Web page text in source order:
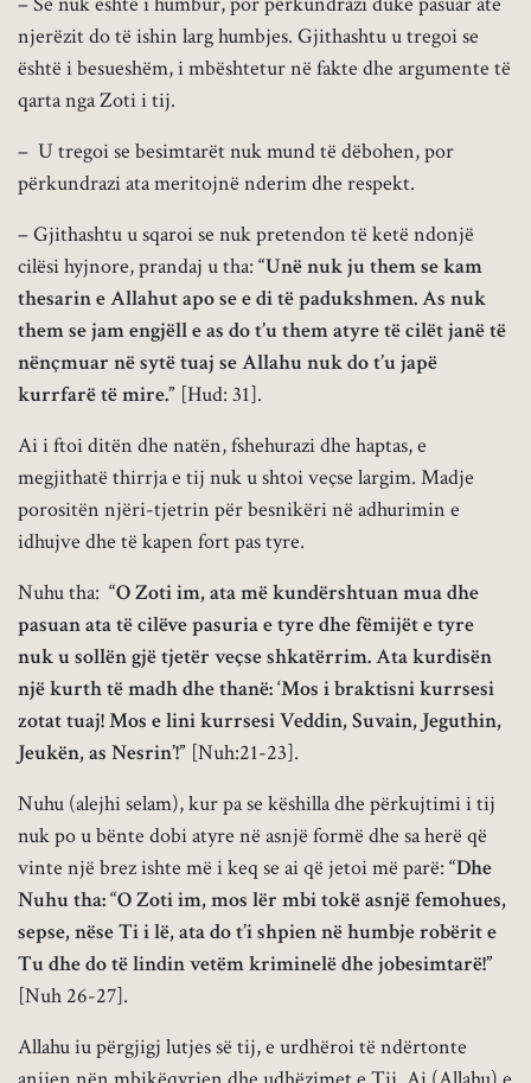
njerëzit do të ishin larg humbjes. Gjithashtu u tregoi se
është i besueshëm, i mbështetur në fakte dhe argumente të
qarta nga Zoti i tij.
– U tregoi se besimtarët nuk mund të dëbohen, por
përkundrazi ata meritojnë nderim dhe respekt.
– Gjithashtu u sqaroi se nuk pretendon të ketë ndonjë
cilësi hyjnore, prandaj u tha: “Unë nuk ju them se kam
thesarin e Allahut apo se e di të padukshmen. As nuk
them se jam engjëll e as do t’u them atyre të cilët janë të
nënçmuar në sytë tuaj se Allahu nuk do t’u japë
kurrfarë të mire.” [Hud: 31].
Ai i ftoi ditën dhe natën, fshehurazi dhe haptas, e
megjithatë thirrja e tij nuk u shtoi veçse largim. Madje
porositën njëri-tjetrin për besnikëri në adhurimin e
idhujve dhe të kapen fort pas tyre.
Nuhu tha: “O Zoti im, ata më kundërshtuan mua dhe
pasuan ata të cilëve pasuria e tyre dhe fëmijët e tyre
nuk u sollën gjë tjetër veçse shkatërrim. Ata kurdisën
një kurth të madhdhe thanë: ‘Mos i braktisni kurrsesi
zotat tuaj! Mos e lini kurrsesi Veddin, Suvain, Jeguthin,
Jeukën, as Nesrin’!” [Nuh:21-23].
Nuhu (alejhi selam), kur pa se këshilla dhe përkujtimi i tij
nuk po u bënte dobi atyre në asnjë formë dhe sa herë që
vinte një brez ishte më i keq se ai që jetoi më parë: “Dhe
Nuhu tha: “O Zoti im, mos lër mbi tokë asnjë femohues,
sepse, nëse Ti i lë, ata do t’i shpien në humbje robërit e
Tu dhe do të lindin vetëm kriminelë dhe jobesimtarë!”
[Nuh 26-27].
Allahu iu përgjigj lutjes së tij, e urdhëroi të ndërtonte